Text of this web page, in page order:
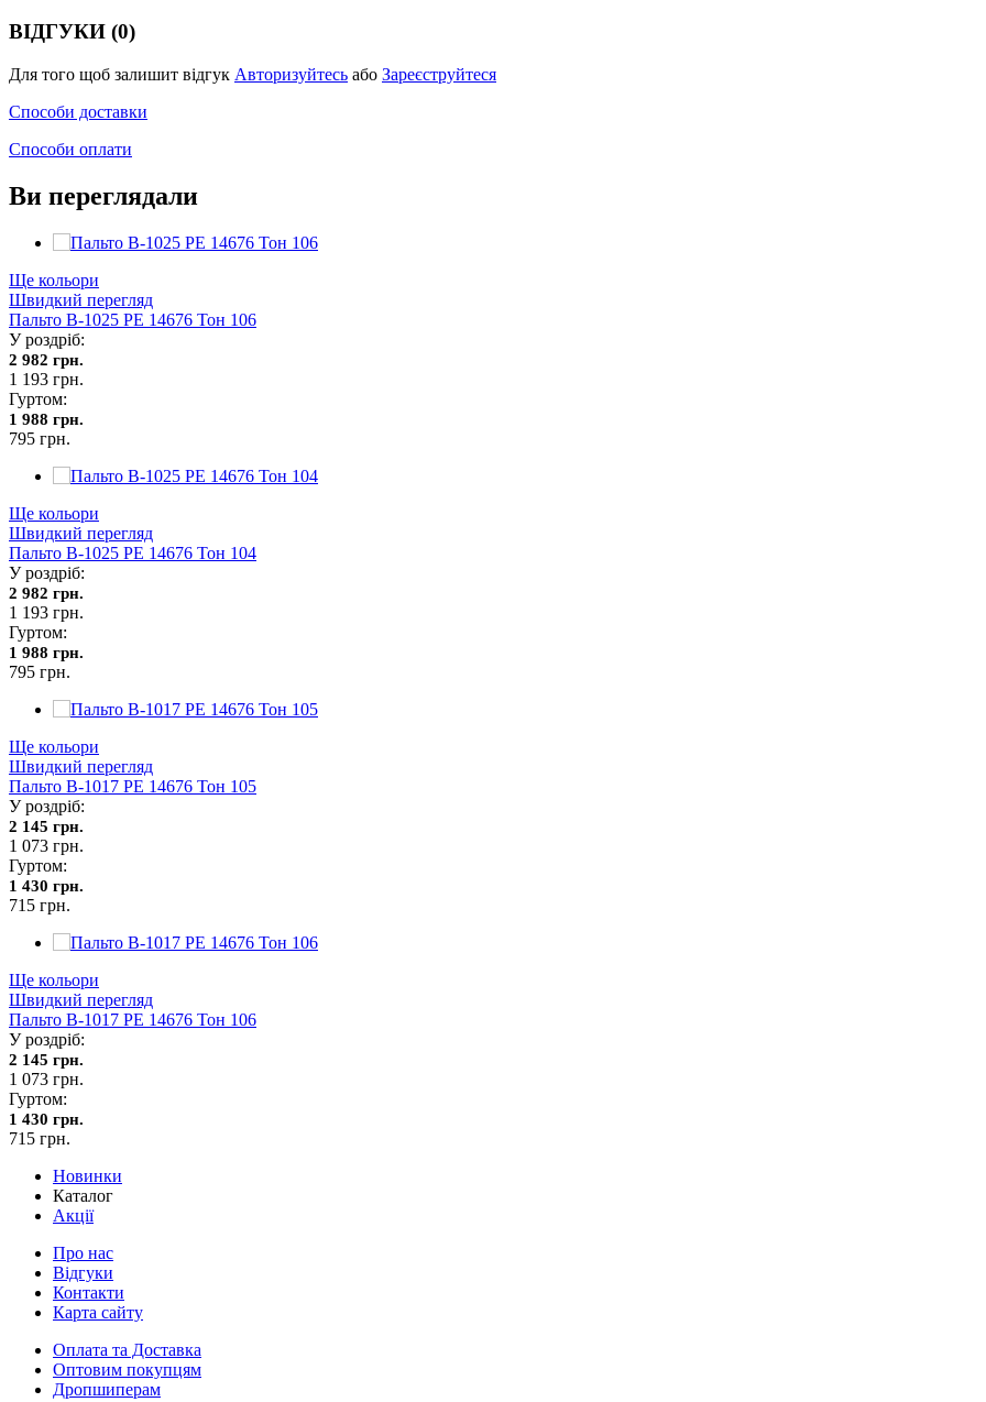
ВІДГУКИ (0)
Для того щоб залишит відгук Авторизуйтесь або Зареєструйтеся
Способи доставки
Способи оплати
Ви переглядали
Ще кольори
Швидкий перегляд
Пальто В-1025 PE 14676 Тон 106
У роздріб:
2 982 грн.
1 193 грн.
Гуртом:
1 988 грн.
795 грн.
Ще кольори
Швидкий перегляд
Пальто В-1025 PE 14676 Тон 104
У роздріб:
2 982 грн.
1 193 грн.
Гуртом:
1 988 грн.
795 грн.
Ще кольори
Швидкий перегляд
Пальто В-1017 PE 14676 Тон 105
У роздріб:
2 145 грн.
1 073 грн.
Гуртом:
1 430 грн.
715 грн.
Ще кольори
Швидкий перегляд
Пальто В-1017 PE 14676 Тон 106
У роздріб:
2 145 грн.
1 073 грн.
Гуртом:
1 430 грн.
715 грн.
Новинки
Каталог
Акції
Про нас
Відгуки
Контакти
Карта сайту
Оплата та Доставка
Оптовим покупцям
Дропшиперам